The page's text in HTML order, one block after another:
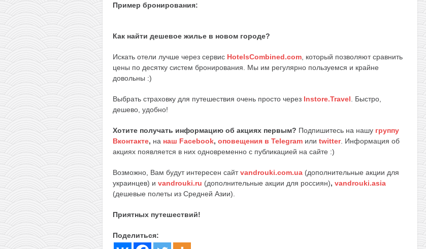
Пример бронирования:
Как найти дешевое жилье в новом городе?
Искать отели лучше через сервис HotelsCombined.com , который позволяют сравнить
цены по десятку систем бронирования. Мы им регулярно пользуемся и крайне
довольны :)
Выбрать страховку для путешествия очень просто через Instore.Travel . Быстро,
дешево, удобно!
Хотите получать информацию об акциях первым? Подпишитесь на нашу группу
Вконтакте, на наш Facebook, оповещения в Telegram или twitter. Информация об
акциях появляется в них одновременно с публикацией на сайте :)
Возможно, Вам будут интересен сайтvandrouki.com.ua (дополнительные акции для
украинцев) и vandrouki.ru (дополнительные акции для россиян), vandrouki.asia
(дешевые полеты из Средней Азии).
Приятных путешествий!
Поделиться: